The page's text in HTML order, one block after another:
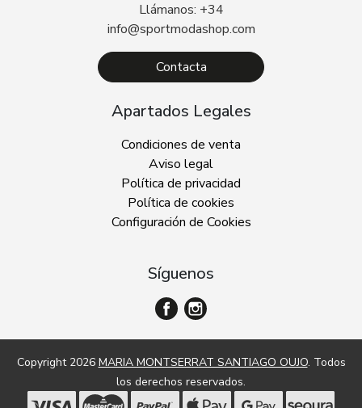
Llámanos: +34
info@sportmodashop.com
Contacta
Apartados Legales
Condiciones de venta
Aviso legal
Política de privacidad
Política de cookies
Configuración de Cookies
Síguenos
Copyright 2026 MARIA MONTSERRAT SANTIAGO OUJO. Todos
los derechos reservados.